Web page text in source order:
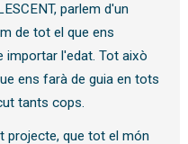
parlem d'un
de tot el que ens
importar l'edat. Tot això
ens farà de guia en tots
tants cops.
projecte, que tot el món